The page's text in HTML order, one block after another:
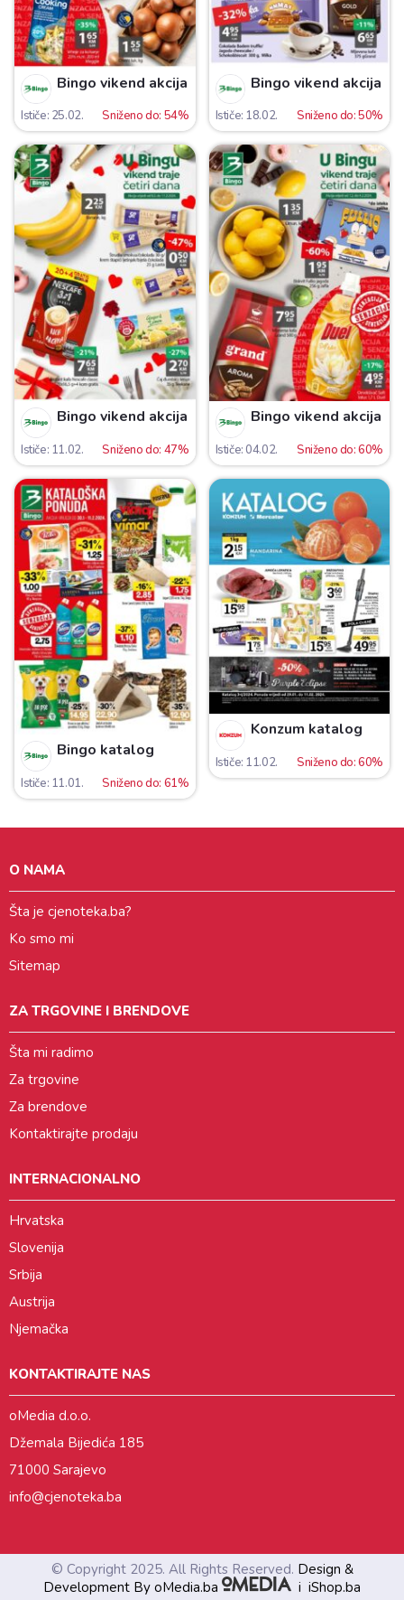
Bingo vikend akcija
Ističe: 25.02. Sniženo do: 54%
Bingo vikend akcija
Ističe: 18.02. Sniženo do: 50%
Bingo vikend akcija
Ističe: 11.02. Sniženo do: 47%
Bingo vikend akcija
Ističe: 04.02. Sniženo do: 60%
Bingo katalog
Ističe: 11.01. Sniženo do: 61%
Konzum katalog
Ističe: 11.02. Sniženo do: 60%
O NAMA
Šta je cjenoteka.ba?
Ko smo mi
Sitemap
ZA TRGOVINE I BRENDOVE
Šta mi radimo
Za trgovine
Za brendove
Kontaktirajte prodaju
INTERNACIONALNO
Hrvatska
Slovenija
Srbija
Austrija
Njemačka
KONTAKTIRAJTE NAS
oMedia d.o.o.
Džemala Bijedića 185
71000 Sarajevo
info@cjenoteka.ba
© Copyright 2025. All Rights Reserved. Design &
Development By oMedia.ba
i iShop.ba